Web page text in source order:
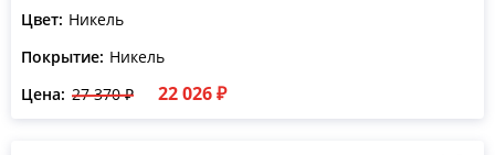
Цвет: Никель
Покрытие: Никель
Цена: 27 370 ₽ 22 026 ₽